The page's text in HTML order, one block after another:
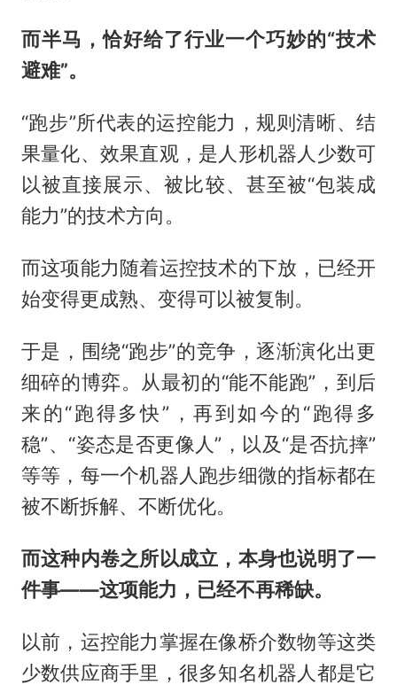
而半马，恰好给了行业一个巧妙的“技术
避难”。
“跑步”所代表的运控能力，规则清晰、结
果量化、效果直观，是人形机器人少数可
以被直接展示、被比较、甚至被“包装成
能力”的技术方向。
而这项能力随着运控技术的下放，已经开
始变得更成熟、变得可以被复制。
于是，围绕“跑步”的竞争，逐渐演化出更
细碎的博弈。从最初的“能不能跑”，到后
来的“跑得多快”，再到如今的“跑得多
稳”、“姿态是否更像人”，以及“是否抗摔”
等等，每一个机器人跑步细微的指标都在
被不断拆解、不断优化。
而这种内卷之所以成立，本身也说明了一
件事——这项能力，已经不再稀缺。
以前，运控能力掌握在像桥介数物等这类
少数供应商手里，很多知名机器人都是它